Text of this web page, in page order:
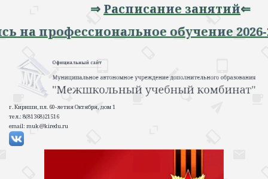
⇒Расписание занятий
на профессиональное обучение
г. Кириши, пл. 60-летия Октября, дом 1
тел.: 8(81368)21516
email: muk@kiredu.ru